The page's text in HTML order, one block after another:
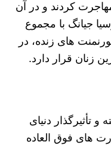
کردند و در آن
جیانگ با مجموع
دلار از تورنمنت‌ های زنده، در
زنان قرار دارد.
تأثیرگذار دنیای
های فوق‌ العاده‌